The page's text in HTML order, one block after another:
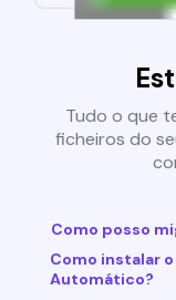
Tudo o que
ficheiros do
Como posso
Como instalar
Automático?